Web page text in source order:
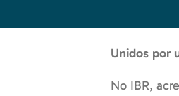
Unidos por
No IBR,